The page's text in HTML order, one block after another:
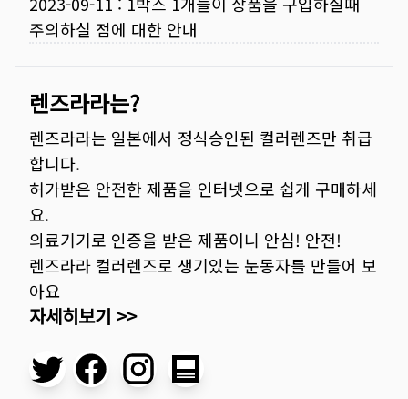
주의하실 점에 대한 안내
렌즈라라는?
렌즈라라는 일본에서 정식승인된 컬러렌즈만 취급
합니다.
허가받은 안전한 제품을 인터넷으로 쉽게 구매하세
요.
의료기기로 인증을 받은 제품이니 안심! 안전!
렌즈라라 컬러렌즈로 생기있는 눈동자를 만들어 보
아요
자세히보기 >>